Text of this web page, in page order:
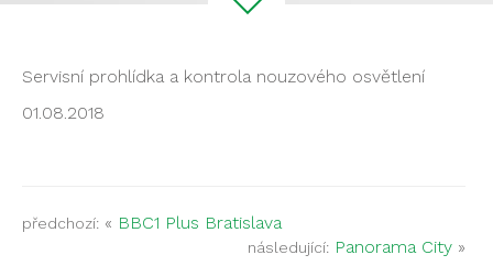
Servisní prohlídka a kontrola nouzového osvětlení
01.08.2018
předchozí: « BBC1 Plus Bratislava
následující: Panorama City »